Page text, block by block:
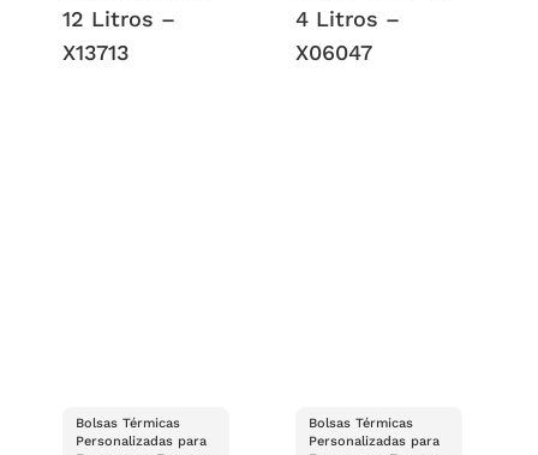
12 Litros –
X13713
4 Litros –
X06047
Bolsas Térmicas
Personalizadas para
Bolsas Térmicas
Personalizadas para